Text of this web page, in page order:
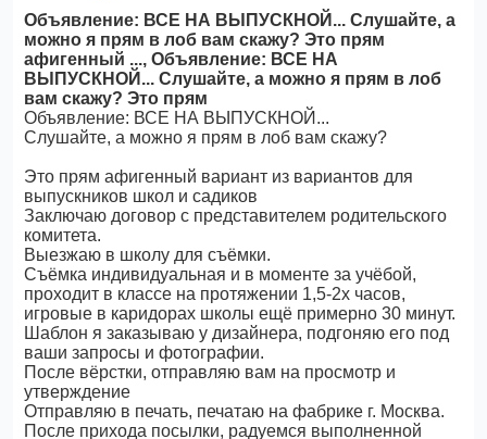
Объявление: ВСЕ НА ВЫПУСКНОЙ... Слушайте, а
можно я прям в лоб вам скажу? Это прям
афигенный ..., Объявление: ВСЕ НА
ВЫПУСКНОЙ... Слушайте, а можно я прям в лоб
вам скажу? Это прям
Объявление: ВСЕ НА ВЫПУСКНОЙ...
Слушайте, а можно я прям в лоб вам скажу?
Это прям афигенный вариант из вариантов для
выпускников школ и садиков
Заключаю договор с представителем родительского
комитета.
Выезжаю в школу для съёмки.
Съёмка индивидуальная и в моменте за учёбой,
проходит в классе на протяжении 1,5-2х часов,
игровые в каридорах школы ещё примерно 30 минут.
Шаблон я заказываю у дизайнера, подгоняю его под
ваши запросы и фотографии.
После вёрстки, отправляю вам на просмотр и
утверждение
Отправляю в печать, печатаю на фабрике г. Москва.
После прихода посылки, радуемся выполненной